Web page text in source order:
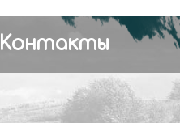
Контакты